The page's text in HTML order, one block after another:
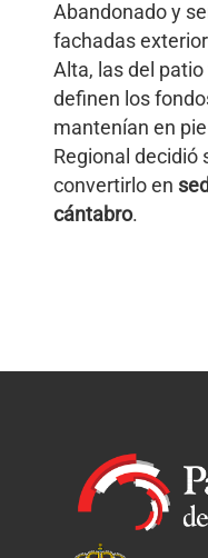
Abandonado y
fachadas
Alta, las del
definen los
mantenían en
Regional decidió
convertirlo en
cántabro.